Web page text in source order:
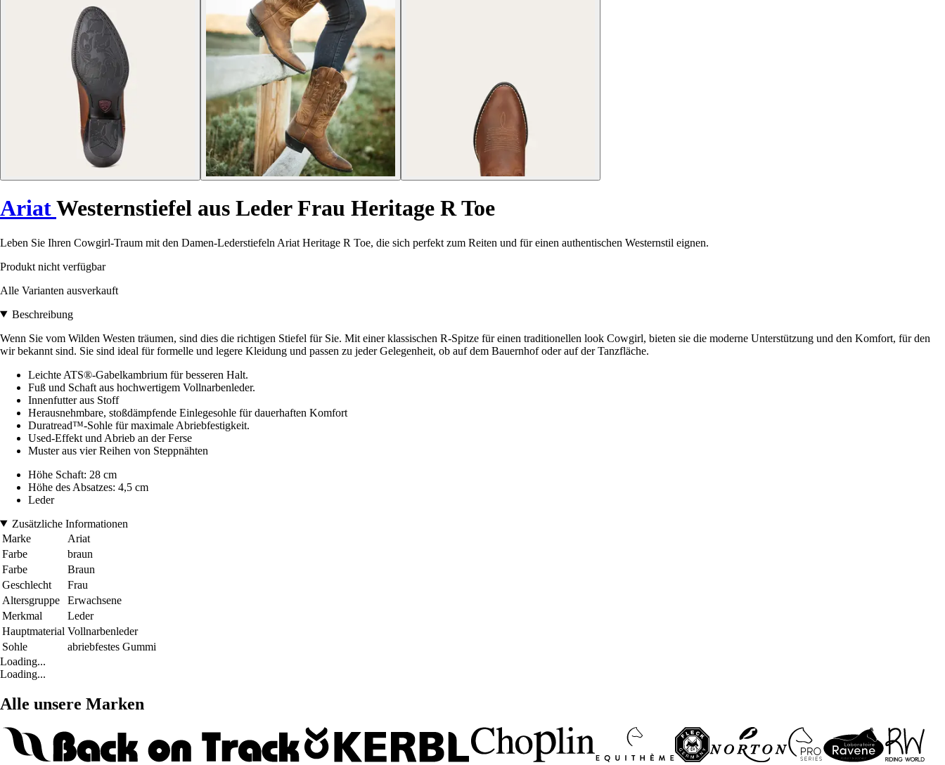
AriatWesternstiefel aus Leder Frau Heritage R Toe
Leben Sie Ihren Cowgirl-Traum mit den Damen-Lederstiefeln Ariat Heritage R Toe, die sich perfekt zum Reiten und für einen authentischen Westernstil eignen.
Produkt nicht verfügbar
Alle Varianten ausverkauft
Beschreibung
Wenn Sie vom Wilden Westen träumen, sind dies die richtigen Stiefel für Sie. Mit einer klassischen R-Spitze für einen traditionellen look Cowgirl, bieten sie die moderne Unterstützung und den Komfort, für den
wir bekannt sind. Sie sind ideal für formelle und legere Kleidung und passen zu jeder Gelegenheit, ob auf dem Bauernhof oder auf der Tanzfläche.
Leichte ATS®-Gabelkambrium für besseren Halt.
Fuß und Schaft aus hochwertigem Vollnarbenleder.
Innenfutter aus Stoff
Herausnehmbare, stoßdämpfende Einlegesohle für dauerhaften Komfort
Duratread™-Sohle für maximale Abriebfestigkeit.
Used-Effekt und Abrieb an der Ferse
Muster aus vier Reihen von Steppnähten
Höhe Schaft: 28 cm
Höhe des Absatzes: 4,5 cm
Leder
Zusätzliche Informationen
Marke
Ariat
Farbe
braun
Farbe
Braun
Geschlecht
Frau
Altersgruppe
Erwachsene
Merkmal
Leder
Hauptmaterial Vollnarbenleder
Sohle
abriebfestes Gummi
Loading...
Loading...
Alle unsere Marken